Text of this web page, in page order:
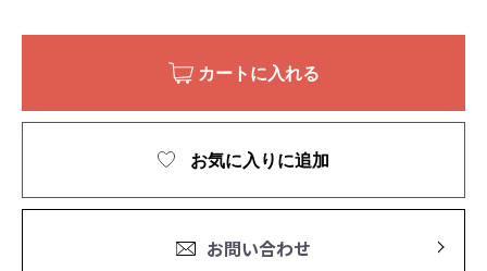
カートに入れる
お気に入りに追加
お問い合わせ